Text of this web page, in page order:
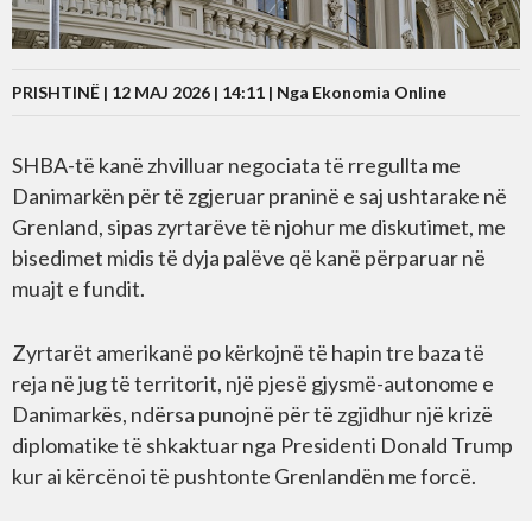
PRISHTINË | 12 MAJ 2026 | 14:11 | Nga Ekonomia Online
SHBA-të kanë zhvilluar negociata të rregullta me
Danimarkën për të zgjeruar praninë e saj ushtarake në
Grenland, sipas zyrtarëve të njohur me diskutimet, me
bisedimet midis të dyja palëve që kanë përparuar në
muajt e fundit.
Zyrtarët amerikanë po kërkojnë të hapin tre baza të
reja në jug të territorit, një pjesë gjysmë-autonome e
Danimarkës, ndërsa punojnë për të zgjidhur një krizë
diplomatike të shkaktuar nga Presidenti Donald Trump
kur ai kërcënoi të pushtonte Grenlandën me forcë.